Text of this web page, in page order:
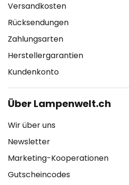
Versandkosten
Rücksendungen
Zahlungsarten
Herstellergarantien
Kundenkonto
Über Lampenwelt.ch
Wir über uns
Newsletter
Marketing-Kooperationen
Gutscheincodes